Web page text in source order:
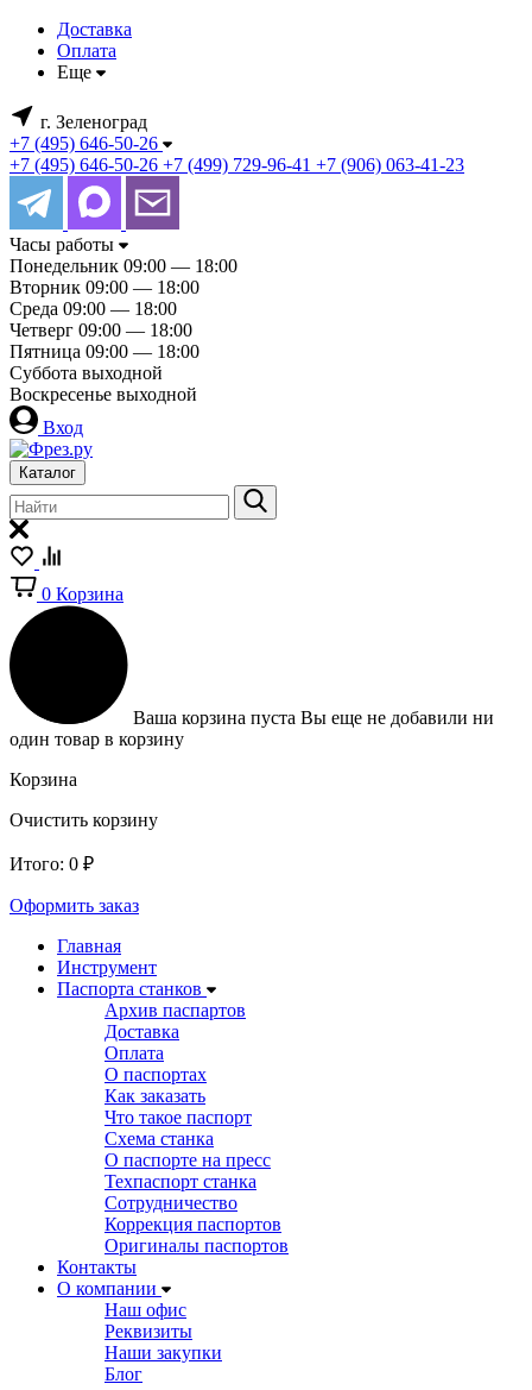
Доставка
Оплата
Еще
г. Зеленоград
+7 (495) 646-50-26
+7 (495) 646-50-26 +7 (499) 729-96-41 +7 (906) 063-41-23
Часы работы
Понедельник 09:00 — 18:00
Вторник 09:00 — 18:00
Среда 09:00 — 18:00
Четверг 09:00 — 18:00
Пятница 09:00 — 18:00
Суббота выходной
Воскресенье выходной
Вход
Каталог
0 Корзина
Ваша корзина пуста Вы еще не добавили ни
один товар в корзину
Корзина
Очистить корзину
Итого: 0 ₽
Оформить заказ
Главная
Инструмент
Паспорта станков
Архив паспартов
Доставка
Оплата
О паспортах
Как заказать
Что такое паспорт
Схема станка
О паспорте на пресс
Техпаспорт станка
Сотрудничество
Коррекция паспортов
Оригиналы паспортов
Контакты
О компании
Наш офис
Реквизиты
Наши закупки
Блог